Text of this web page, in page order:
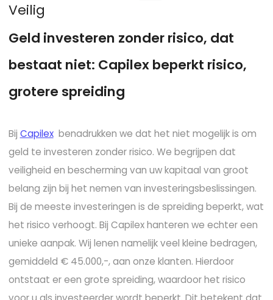
Veilig
Geld investeren zonder risico, dat
bestaat niet: Capilex beperkt risico,
grotere spreiding
Bij Capilexbenadrukken we dat het niet mogelijk is om
geld te investeren zonder risico. We begrijpen dat
veiligheid en bescherming van uw kapitaal van groot
belang zijn bij het nemen van investeringsbeslissingen.
Bij de meeste investeringen is de spreiding beperkt, wat
het risico verhoogt. Bij Capilex hanteren we echter een
unieke aanpak. Wij lenen namelijk veel kleine bedragen,
gemiddeld € 45.000,-, aan onze klanten. Hierdoor
ontstaat er een grote spreiding, waardoor het risico